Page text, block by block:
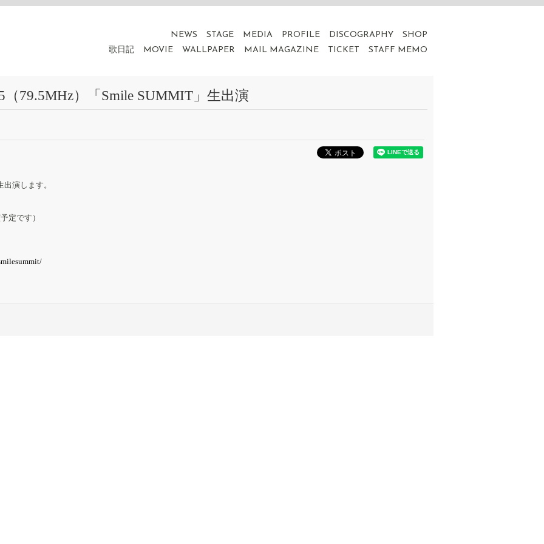
NEWS STAGE MEDIA PROFILE DISCOGRAPHY
SHOP
歌日記
MOVIE WALLPAPER MAIL MAGAZINE TICKET STAFF MEMO
79.5MHz）「Smile SUMMIT」生出演
演します。
定です）